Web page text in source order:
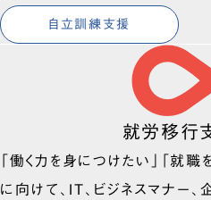
自立訓練支援
就労移行
「働く力を身につけたい」「就職
に向けて、IT、ビジネスマナー